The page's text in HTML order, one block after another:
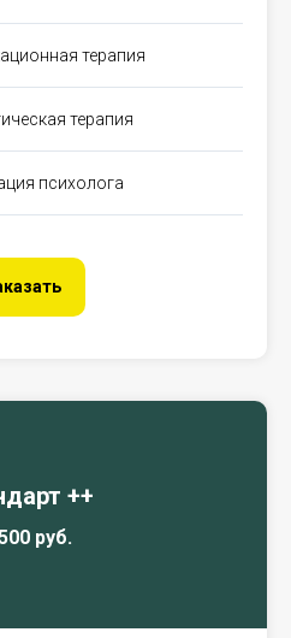
терапия
терапия
психолога
++
руб.